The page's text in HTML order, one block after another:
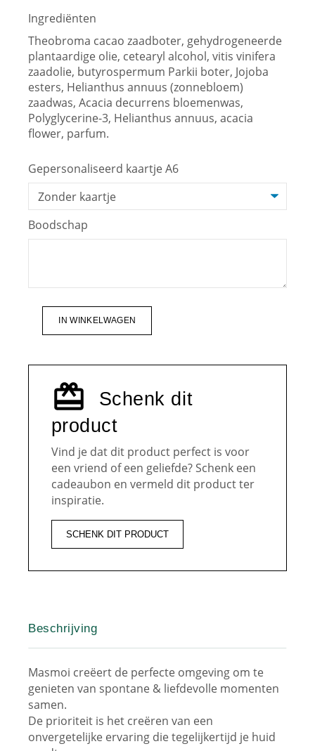
Ingrediënten
Theobroma cacao zaadboter, gehydrogeneerde
plantaardige olie, cetearyl alcohol, vitis vinifera
zaadolie, butyrospermum Parkii boter, Jojoba
esters, Helianthus annuus (zonnebloem)
zaadwas, Acacia decurrens bloemenwas,
Polyglycerine-3, Helianthus annuus, acacia
flower, parfum.
Gepersonaliseerd kaartje A6
Boodschap
IN WINKELWAGEN
Schenk dit
product
Vind je dat dit product perfect is voor
een vriend of een geliefde? Schenk een
cadeaubon en vermeld dit product ter
inspiratie.
SCHENK DIT PRODUCT
Beschrijving
Masmoi creëert de perfecte omgeving om te
genieten van spontane & liefdevolle momenten
samen.
De prioriteit is het creëren van een
onvergetelijke ervaring die tegelijkertijd je huid